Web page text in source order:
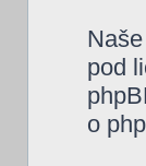
pod
o